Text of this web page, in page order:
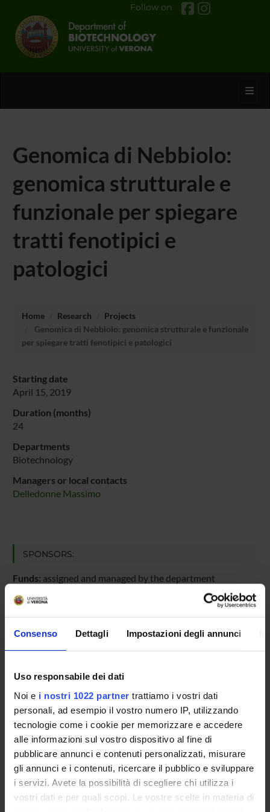
Consenso Dettagli Impostazioni degli annunci
Uso responsabile dei dati
Noi e i nostri 1022 partner trattiamo i vostri dati
personali, ad esempio il vostro numero IP, utilizzando
tecnologie come i cookie per memorizzare e accedere
alle informazioni sul vostro dispositivo al fine di
pubblicare annunci e contenuti personalizzati, misurare
gli annunci e i contenuti, ricercare il pubblico e sviluppare
i servizi. Avete la possibilità di scegliere chi utilizza i
vostri dati e per quali scopi. Le vostre scelte in materia di
Follow on
Genomica di Nebbiolo:
genomica strutturale e
funzionale per spiegare
tratti fenotipici e
patologici
Home Research
Projects
Genomica di Nebbiolo: genomica strutturale e funzionale
per spiegare tratti fenotipici e patologici
Starting date
April 15, 2019
Duration (months)
24
Departments
Biotechnology
Managers or local contacts
Delledonne Massimo
SPONSORS:
Funds: assigned and managed by the department
PROJECT PARTICIPANTS
Massimo Delledonne
RESEARCH AREAS INVOLVED IN THE PROJECT
Viticoltura ed enologia
Genomics, comparative genomics, functional genomics